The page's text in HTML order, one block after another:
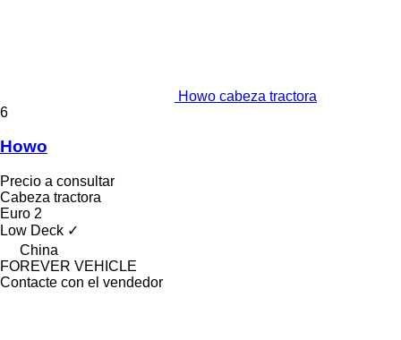
Howo cabeza tractora
6
Howo
Precio a consultar
Cabeza tractora
Euro 2
Low Deck ✓
China
FOREVER VEHICLE
Contacte con el vendedor